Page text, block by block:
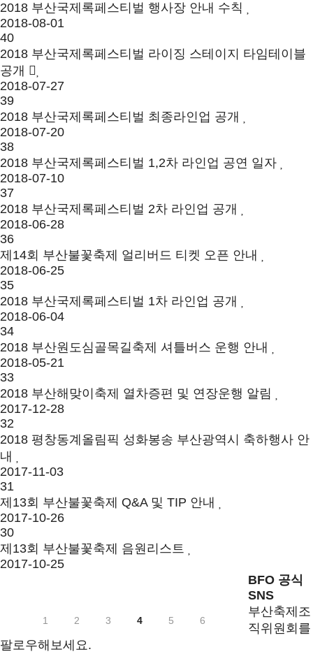
2018 부산국제록페스티벌 행사장 안내 수칙
2018-08-01
40
2018 부산국제록페스티벌 라이징 스테이지 타임테이블
공개
2018-07-27
39
2018 부산국제록페스티벌 최종라인업 공개
2018-07-20
38
2018 부산국제록페스티벌 1,2차 라인업 공연 일자
2018-07-10
37
2018 부산국제록페스티벌 2차 라인업 공개
2018-06-28
36
제14회 부산불꽃축제 얼리버드 티켓 오픈 안내
2018-06-25
35
2018 부산국제록페스티벌 1차 라인업 공개
2018-06-04
34
2018 부산원도심골목길축제 셔틀버스 운행 안내
2018-05-21
33
2018 부산해맞이축제 열차증편 및 연장운행 알림
2017-12-28
32
2018 평창동계올림픽 성화봉송 부산광역시 축하행사 안
내
2017-11-03
31
제13회 부산불꽃축제 Q&A 및 TIP 안내
2017-10-26
30
제13회 부산불꽃축제 음원리스트
2017-10-25
1 2 3 4 5 6
BFO 공식
SNS
부산축제조
직위원회를
팔로우해보세요.